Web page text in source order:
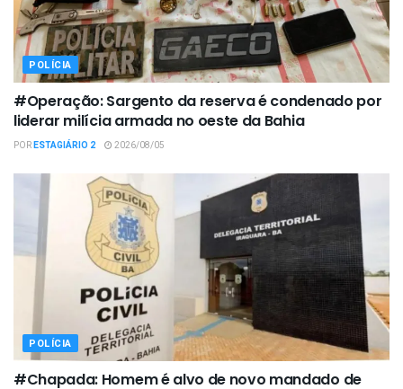
POLÍCIA
#Operação: Sargento da reserva é condenado por
liderar milícia armada no oeste da Bahia
PORESTAGIÁRIO 2 2026/08/05
POLÍCIA
#Chapada: Homem é alvo de novo mandado de